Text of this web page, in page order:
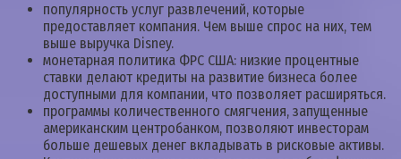
популярность услуг развлечений, которые
предоставляет компания. Чем выше спрос на них, тем
выше выручка Disney.
монетарная политика ФРС США: низкие процентные
ставки делают кредиты на развитие бизнеса более
доступными для компании, что позволяет расширяться.
программы количественного смягчения, запущенные
американским центробанком, позволяют инвесторам
больше дешевых денег вкладывать в рисковые активы.